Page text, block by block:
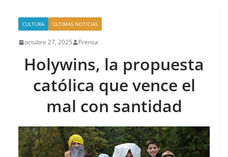
CULTURA ULTIMAS NOTICIAS
octubre 27, 2025 Prensa
Holywins, la propuesta
católica que vence el
mal con santidad